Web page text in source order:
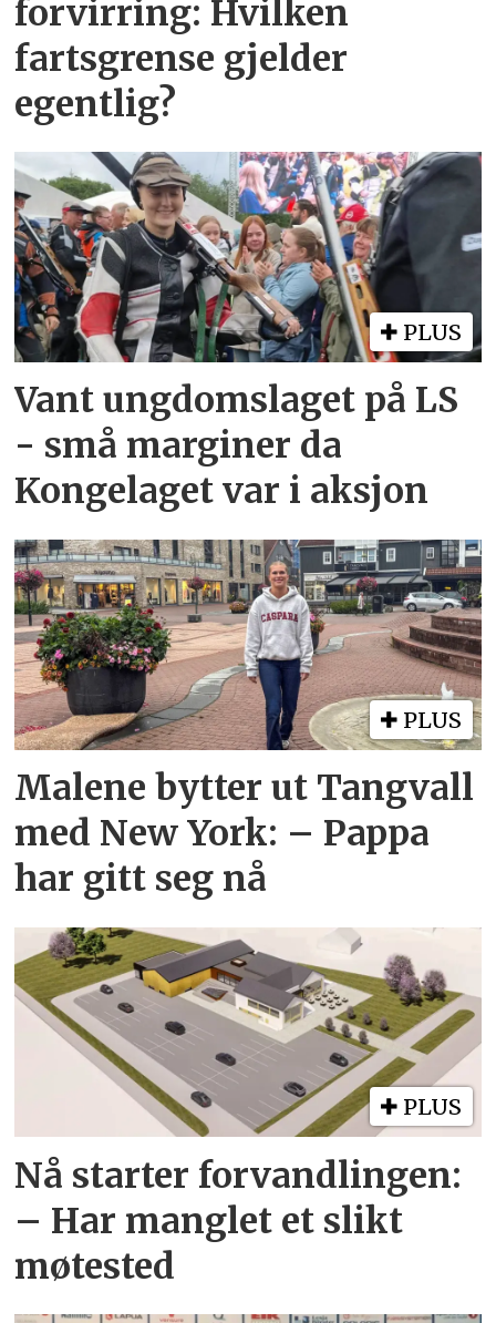
forvirring: Hvilken
fartsgrense gjelder
egentlig?
PLUS
Vant ungdomslaget på LS
- små marginer da
Kongelaget var i aksjon
PLUS
Malene bytter ut Tangvall
med New York: – Pappa
har gitt seg nå
PLUS
Nå starter forvandlingen:
– Har manglet et slikt
møtested